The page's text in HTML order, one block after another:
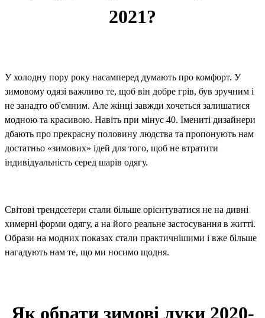
2021?
У холодну пору року насамперед думають про комфорт. У
зимовому одязі важливо те, щоб він добре грів, був зручним і
не занадто об'ємним. Але жінці завжди хочеться залишатися
модною та красивою. Навіть при мінус 40. Імениті дизайнери
дбають про прекрасну половину людства та пропонують нам
достатньо «зимових» ідей для того, щоб не втратити
індивідуальність серед шарів одягу.
Світові трендсетери стали більше орієнтуватися не на дивні
химерні форми одягу, а на його реальне застосування в житті.
Образи на модних показах стали практичнішими і вже більше
нагадують нам те, що ми носимо щодня.
Як обрати зимові луки 2020-